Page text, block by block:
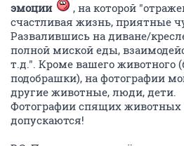
эмоции
, на которой
счастливая жизнь, приятные
Развалившись на диване/
полной миской еды,
т.д.". Кроме вашего животного
подобрашки), на фотографии
другие животные, люди, дети.
Фотографии спящих животных
допускаются!